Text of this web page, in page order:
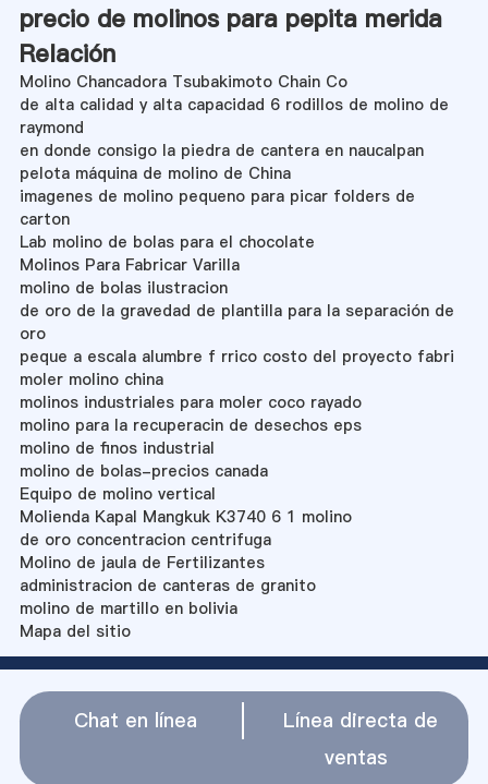
precio de molinos para pepita merida
Relación
Molino Chancadora Tsubakimoto Chain Co
de alta calidad y alta capacidad 6 rodillos de molino de
raymond
en donde consigo la piedra de cantera en naucalpan
pelota máquina de molino de China
imagenes de molino pequeno para picar folders de
carton
Lab molino de bolas para el chocolate
Molinos Para Fabricar Varilla
molino de bolas ilustracion
de oro de la gravedad de plantilla para la separación de
oro
peque a escala alumbre f rrico costo del proyecto fabri
moler molino china
molinos industriales para moler coco rayado
molino para la recuperacin de desechos eps
molino de finos industrial
molino de bolas-precios canada
Equipo de molino vertical
Molienda Kapal Mangkuk K3740 6 1 molino
de oro concentracion centrifuga
Molino de jaula de Fertilizantes
administracion de canteras de granito
molino de martillo en bolivia
Mapa del sitio
Chat en línea
Línea directa de
ventas